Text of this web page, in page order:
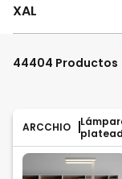
XAL
ARCCHIO
44404 Productos